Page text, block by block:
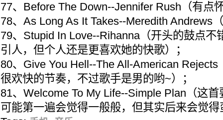
77、Before The Down--Jennifer Rush（有点
78、As Long As It Takes--Meredith Andrews
79、Stupid In Love--Rihanna（开头的鼓点不
引人，但个人还是更喜欢她的快歌）；
80、Give You Hell--The All-American
很欢快的节奏，不过歌手是男的哟~）；
81、Welcome To My Life--Simple Plan（这
可能第一遍会觉得一般般，但其实后来会觉